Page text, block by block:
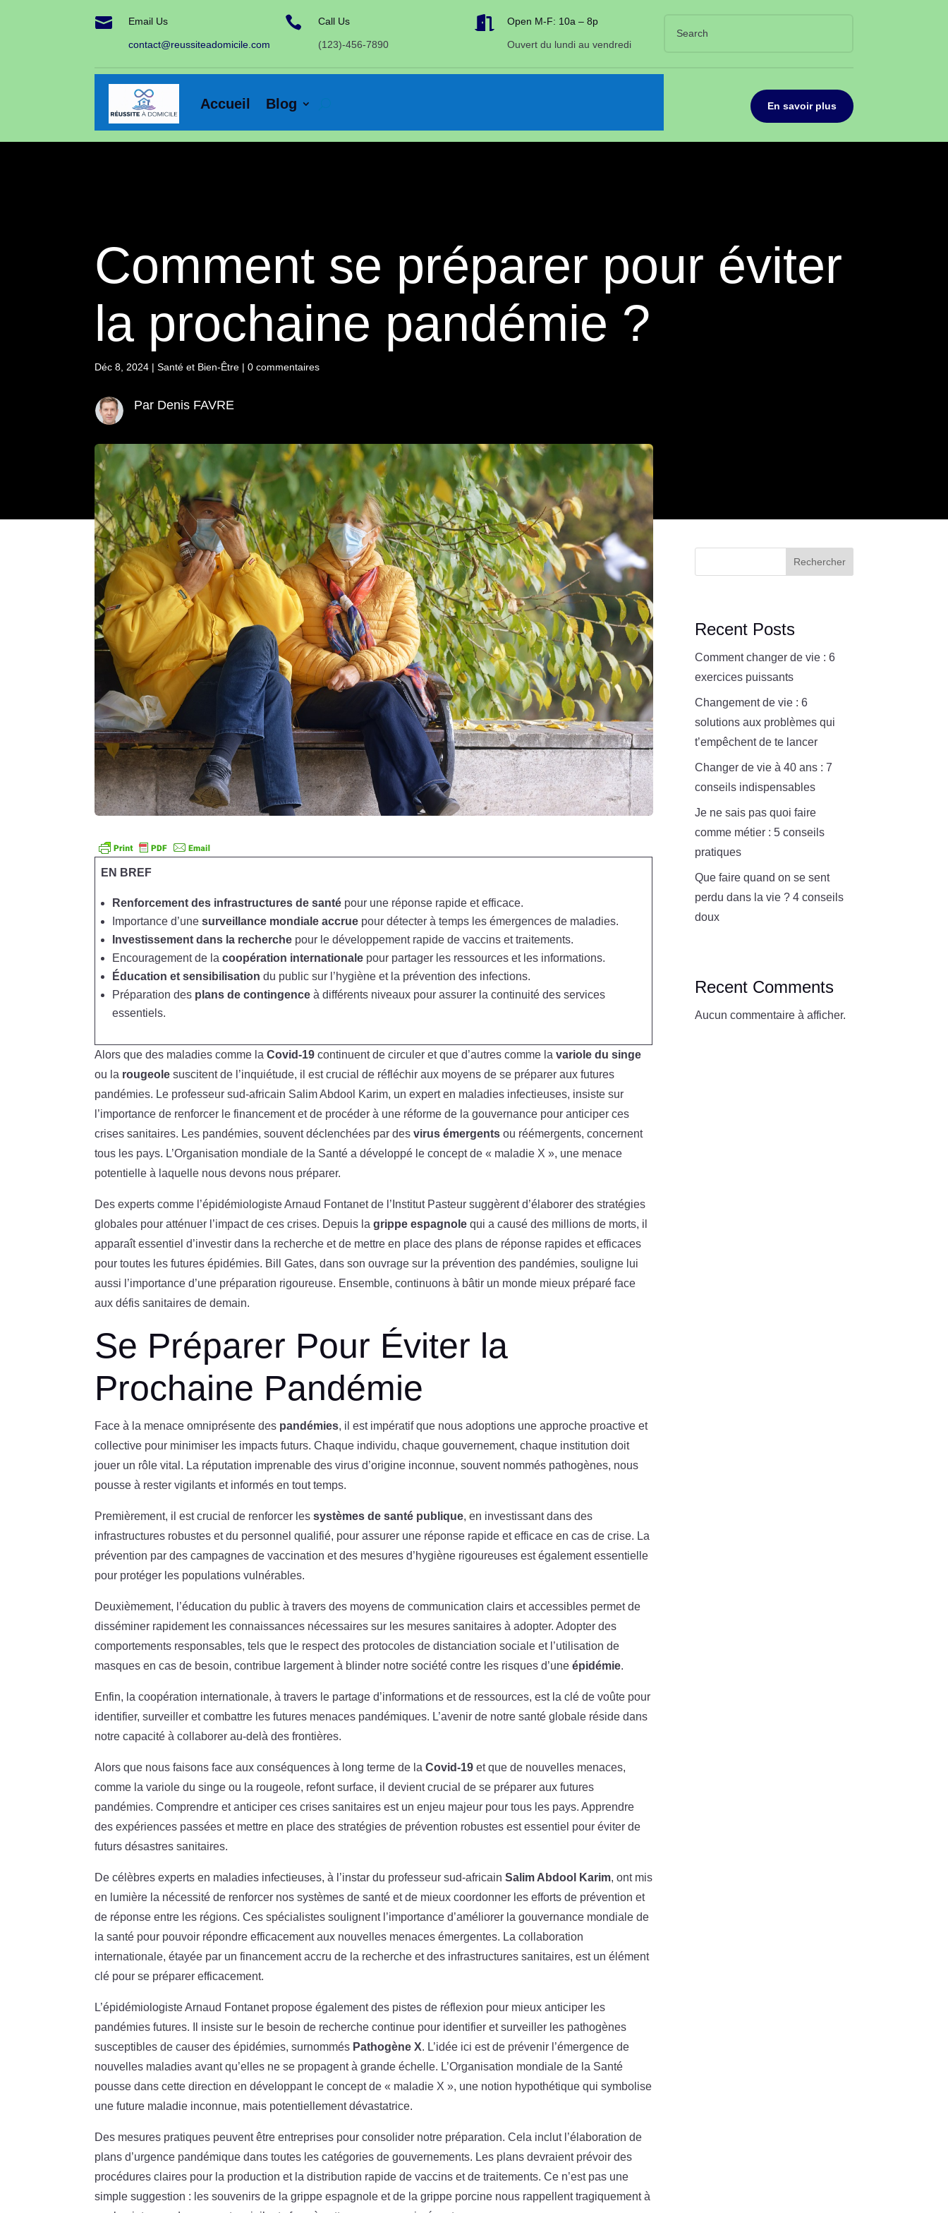
 Email Us
contact@reussiteadomicile.com
 Call Us
(123)-456-7890
 Open M-F: 10a – 8p
Ouvert du lundi au vendredi
Accueil Blog En savoir plus
Comment se préparer pour éviter
la prochaine pandémie ?
Déc 8, 2024 |Santé et Bien-Être |0 commentaires
Par Denis FAVRE
EN BREF
Renforcement des infrastructures de santé pour une réponse rapide et efficace.
Importance d’unesurveillance mondiale accrue pour détecter à temps les émergences de maladies.
Investissement dans la recherche pour le développement rapide de vaccins et traitements.
Encouragement de lacoopération internationale pour partager les ressources et les informations.
Éducation et sensibilisation du public sur l’hygiène et la prévention des infections.
Préparation des plans de contingence à différents niveaux pour assurer la continuité des services
essentiels.
Alors que des maladies comme laCovid-19 continuent de circuler et que d’autres comme lavariole du singe
ou la rougeole suscitent de l’inquiétude, il est crucial de réfléchir aux moyens de se préparer aux futures
pandémies. Le professeur sud-africain Salim Abdool Karim, un expert en maladies infectieuses, insiste sur
l’importance de renforcer le financement et de procéder à une réforme de la gouvernance pour anticiper ces
crises sanitaires. Les pandémies, souvent déclenchées par desvirus émergents ou réémergents, concernent
tous les pays. L’Organisation mondiale de la Santé a développé le concept de « maladie X », une menace
potentielle à laquelle nous devons nous préparer.
Des experts comme l’épidémiologiste Arnaud Fontanet de l’Institut Pasteur suggèrent d’élaborer des stratégies
globales pour atténuer l’impact de ces crises. Depuis lagrippe espagnole qui a causé des millions de morts, il
apparaît essentiel d’investir dans la recherche et de mettre en place des plans de réponse rapides et efficaces
pour toutes les futures épidémies. Bill Gates, dans son ouvrage sur la prévention des pandémies, souligne lui
aussi l’importance d’une préparation rigoureuse. Ensemble, continuons à bâtir un monde mieux préparé face
aux défis sanitaires de demain.
Se Préparer Pour Éviter la
Prochaine Pandémie
Face à la menace omniprésente des pandémies, il est impératif que nous adoptions une approche proactive et
collective pour minimiser les impacts futurs. Chaque individu, chaque gouvernement, chaque institution doit
jouer un rôle vital. La réputation imprenable des virus d’origine inconnue, souvent nommés pathogènes, nous
pousse à rester vigilants et informés en tout temps.
Premièrement, il est crucial de renforcer lessystèmes de santé publique, en investissant dans des
infrastructures robustes et du personnel qualifié, pour assurer une réponse rapide et efficace en cas de crise. La
prévention par des campagnes de vaccination et des mesures d’hygiène rigoureuses est également essentielle
pour protéger les populations vulnérables.
Deuxièmement, l’éducation du public à travers des moyens de communication clairs et accessibles permet de
disséminer rapidement les connaissances nécessaires sur les mesures sanitaires à adopter. Adopter des
comportements responsables, tels que le respect des protocoles de distanciation sociale et l’utilisation de
masques en cas de besoin, contribue largement à blinder notre société contre les risques d’uneépidémie.
Enfin, la coopération internationale, à travers le partage d’informations et de ressources, est la clé de voûte pour
identifier, surveiller et combattre les futures menaces pandémiques. L’avenir de notre santé globale réside dans
notre capacité à collaborer au-delà des frontières.
Alors que nous faisons face aux conséquences à long terme de laCovid-19 et que de nouvelles menaces,
comme la variole du singe ou la rougeole, refont surface, il devient crucial de se préparer aux futures
pandémies. Comprendre et anticiper ces crises sanitaires est un enjeu majeur pour tous les pays. Apprendre
des expériences passées et mettre en place des stratégies de prévention robustes est essentiel pour éviter de
futurs désastres sanitaires.
De célèbres experts en maladies infectieuses, à l’instar du professeur sud-africainSalim Abdool Karim, ont mis
en lumière la nécessité de renforcer nos systèmes de santé et de mieux coordonner les efforts de prévention et
de réponse entre les régions. Ces spécialistes soulignent l’importance d’améliorer la gouvernance mondiale de
la santé pour pouvoir répondre efficacement aux nouvelles menaces émergentes. La collaboration
internationale, étayée par un financement accru de la recherche et des infrastructures sanitaires, est un élément
clé pour se préparer efficacement.
L’épidémiologiste Arnaud Fontanet propose également des pistes de réflexion pour mieux anticiper les
pandémies futures. Il insiste sur le besoin de recherche continue pour identifier et surveiller les pathogènes
susceptibles de causer des épidémies, surnommés Pathogène X. L’idée ici est de prévenir l’émergence de
nouvelles maladies avant qu’elles ne se propagent à grande échelle. L’Organisation mondiale de la Santé
pousse dans cette direction en développant le concept de « maladie X », une notion hypothétique qui symbolise
une future maladie inconnue, mais potentiellement dévastatrice.
Des mesures pratiques peuvent être entreprises pour consolider notre préparation. Cela inclut l’élaboration de
plans d’urgence pandémique dans toutes les catégories de gouvernements. Les plans devraient prévoir des
procédures claires pour la production et la distribution rapide de vaccins et de traitements. Ce n’est pas une
simple suggestion : les souvenirs de la grippe espagnole et de la grippe porcine nous rappellent tragiquement à
Rechercher
Recent Posts
Comment changer de vie : 6
exercices puissants
Changement de vie : 6
solutions aux problèmes qui
t’empêchent de te lancer
Changer de vie à 40 ans : 7
conseils indispensables
Je ne sais pas quoi faire
comme métier : 5 conseils
pratiques
Que faire quand on se sent
perdu dans la vie ? 4 conseils
doux
Recent Comments
Aucun commentaire à afficher.